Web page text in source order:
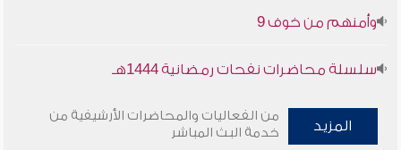
المزيد
من الفعاليات والمحاضرات الأرشيفية من
خدمة البث المباشر